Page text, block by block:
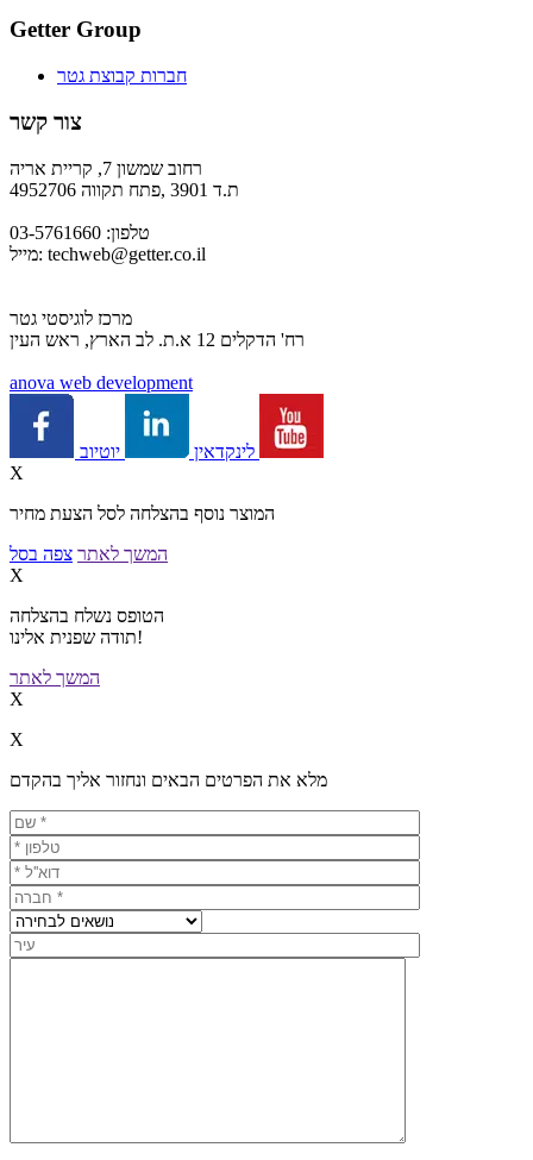
Getter Group
חברות קבוצת גטר
צור קשר
רחוב שמשון 7, קריית אריה
ת.ד 3901 ,פתח תקווה 4952706
טלפון: 03-5761660
מייל: techweb@getter.co.il
מרכז לוגיסטי גטר
רח' הדקלים 12 א.ת. לב הארץ, ראש העין
anova web development
לינקדאין
X
המוצר נוסף בהצלחה לסל הצעת מחיר
המשך לאתר צפה בסל
X
הטופס נשלח בהצלחה
תודה שפנית אלינו!
המשך לאתר
X
X
מלא את הפרטים הבאים ונחזור אליך בהקדם